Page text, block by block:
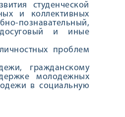
студенческой
и коллективных
познавательный,
досуговый и иные
проблем
гражданскому
молодежных
в социальную